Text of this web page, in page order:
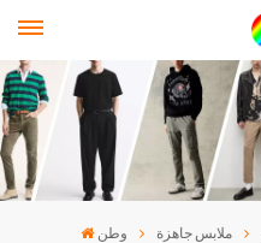
وطن ملابس جاهزة